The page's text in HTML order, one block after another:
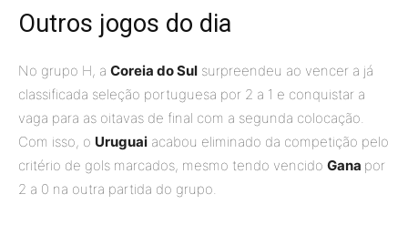
Outros jogos do dia
No grupo H, a Coreia do Sul surpreendeu ao vencer a já
classificada seleção portuguesa por 2 a 1 e conquistar a
vaga para as oitavas de final com a segunda colocação.
Com isso, o Uruguai acabou eliminado da competição pelo
critério de gols marcados, mesmo tendo vencido Gana por
2 a 0 na outra partida do grupo.